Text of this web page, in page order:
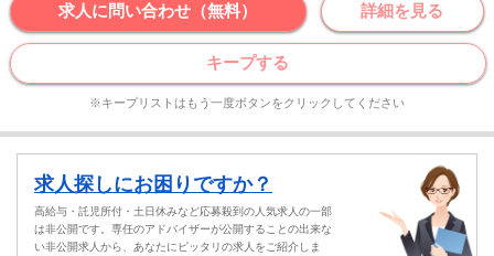
求人に問い合わせ（無料） 詳細を見る
キープする
※キープリストはもう一度ボタンをクリックしてください
求人探しにお困りですか？
高給与・託児所付・土日休みなど応募殺到の人気求人の一部
は非公開です。専任のアドバイザーが公開することの出来な
い非公開求人から、あなたにピッタリの求人をご紹介しま